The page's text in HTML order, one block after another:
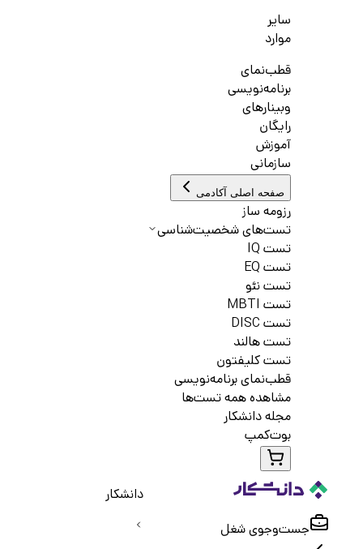
سایر
موارد
قطب‌نمای
برنامه‌نویسی
وبینارهای
رایگان
آموزش
سازمانی
صفحه اصلی آکادمی
رزومه ساز
تست‌های شخصیت‌شناسی
تست IQ
تست EQ
تست نئو
تست MBTI
تست DISC
تست هالند
تست کلیفتون
قطب‌نمای برنامه‌نویسی
مشاهده همه تست‌ها
مجله دانشکار
بوت‌کمپ
جست‌و‌جوی شغل
دانشکار